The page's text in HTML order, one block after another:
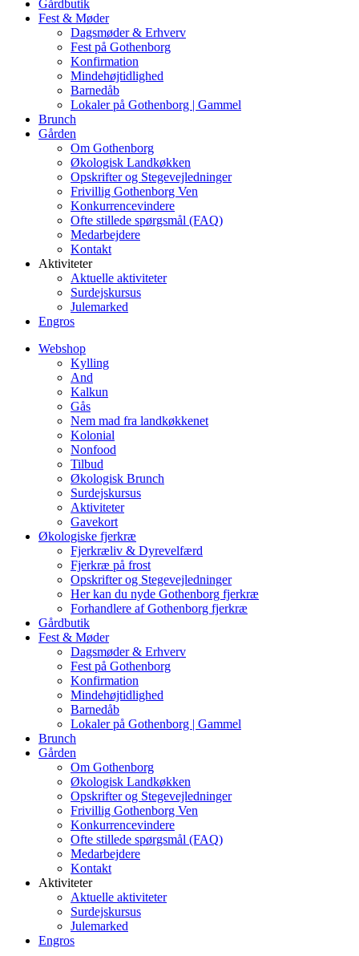
Gårdbutik
Fest & Møder
Dagsmøder & Erhverv
Fest på Gothenborg
Konfirmation
Mindehøjtidlighed
Barnedåb
Lokaler på Gothenborg | Gammel
Brunch
Gården
Om Gothenborg
Økologisk Landkøkken
Opskrifter og Stegevejledninger
Frivillig Gothenborg Ven
Konkurrencevindere
Ofte stillede spørgsmål (FAQ)
Medarbejdere
Kontakt
Aktiviteter
Aktuelle aktiviteter
Surdejskursus
Julemarked
Engros
Webshop
Kylling
And
Kalkun
Gås
Nem mad fra landkøkkenet
Kolonial
Nonfood
Tilbud
Økologisk Brunch
Surdejskursus
Aktiviteter
Gavekort
Økologiske fjerkræ
Fjerkræliv & Dyrevelfærd
Fjerkræ på frost
Opskrifter og Stegevejledninger
Her kan du nyde Gothenborg fjerkræ
Forhandlere af Gothenborg fjerkræ
Gårdbutik
Fest & Møder
Dagsmøder & Erhverv
Fest på Gothenborg
Konfirmation
Mindehøjtidlighed
Barnedåb
Lokaler på Gothenborg | Gammel
Brunch
Gården
Om Gothenborg
Økologisk Landkøkken
Opskrifter og Stegevejledninger
Frivillig Gothenborg Ven
Konkurrencevindere
Ofte stillede spørgsmål (FAQ)
Medarbejdere
Kontakt
Aktiviteter
Aktuelle aktiviteter
Surdejskursus
Julemarked
Engros